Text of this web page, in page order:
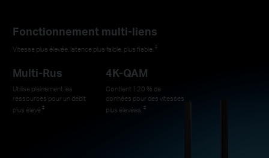
Fonctionnement multi-liens
Vitesse plus élevée, latence plus faible, plus fiable. ‡
Multi-Rus
Utilise pleinement les
ressources pour un débit
plus élevé‡
4K-QAM
Contient 120 % de
données pour des vitesses
plus élevées. ‡